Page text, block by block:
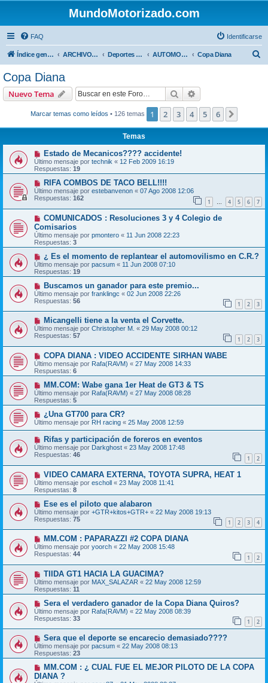
MundoMotorizado.com
FAQ Identificarse
Índice general ARCHIVO HASTA 2018 Deportes Internacionales AUTOMOVILISMO DE CENTROAMERICA Copa Diana
Copa Diana
Nuevo Tema Buscar
Marcar temas como leídos • 126 temas 1 2 3 4 5 6
Temas
Estado de Mecanicos???? accidente!
Último mensaje por technik « 12 Feb 2009 16:19
Respuestas: 19
RIFA COMBOS DE TACO BELL!!!!
Último mensaje por estebanvenon « 07 Ago 2008 12:06
Respuestas: 162 1 … 4 5 6 7
COMUNICADOS : Resoluciones 3 y 4 Colegio de
Comisarios
Último mensaje por pmontero « 11 Jun 2008 22:23
Respuestas: 3
¿ Es el momento de replantear el automovilismo en C.R.?
Último mensaje por pacsum « 11 Jun 2008 07:10
Respuestas: 19
Buscamos un ganador para este premio...
Último mensaje por franklingc « 02 Jun 2008 22:26
Respuestas: 56 1 2 3
Micangelli tiene a la venta el Corvette.
Último mensaje por Christopher M. « 29 May 2008 00:12
Respuestas: 57 1 2 3
COPA DIANA : VIDEO ACCIDENTE SIRHAN WABE
Último mensaje por Rafa(RAVM) « 27 May 2008 14:33
Respuestas: 6
MM.COM: Wabe gana 1er Heat de GT3 & TS
Último mensaje por Rafa(RAVM) « 27 May 2008 08:28
Respuestas: 5
¿Una GT700 para CR?
Último mensaje por RH racing « 25 May 2008 12:59
Rifas y participación de foreros en eventos
Último mensaje por Darkghost « 23 May 2008 17:48
Respuestas: 46 1 2
VIDEO CAMARA EXTERNA, TOYOTA SUPRA, HEAT 1
Último mensaje por escholl « 23 May 2008 11:41
Respuestas: 8
Ese es el piloto que alabaron
Último mensaje por +GTR+kitos+GTR+ « 22 May 2008 19:13
Respuestas: 75 1 2 3 4
MM.COM : PAPARAZZI #2 COPA DIANA
Último mensaje por yoorch « 22 May 2008 15:48
Respuestas: 44 1 2
TIIDA GT1 HACIA LA GUACIMA?
Último mensaje por MAX_SALAZAR « 22 May 2008 12:59
Respuestas: 11
Sera el verdadero ganador de la Copa Diana Quiros?
Último mensaje por Rafa(RAVM) « 22 May 2008 08:39
Respuestas: 33 1 2
Sera que el deporte se encarecio demasiado????
Último mensaje por pacsum « 22 May 2008 08:13
Respuestas: 23
MM.COM : ¿ CUAL FUE EL MEJOR PILOTO DE LA COPA
DIANA ?